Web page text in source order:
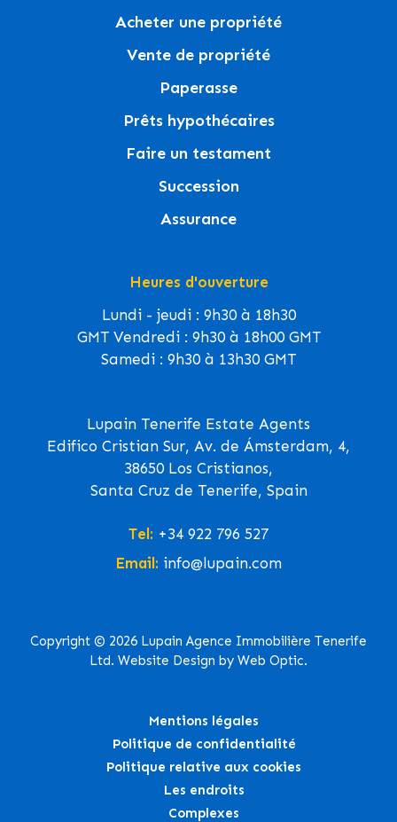
Acheter une propriété
Vente de propriété
Paperasse
Prêts hypothécaires
Faire un testament
Succession
Assurance
Heures d'ouverture
Lundi - jeudi : 9h30 à 18h30
GMT Vendredi : 9h30 à 18h00 GMT
Samedi : 9h30 à 13h30 GMT
Lupain Tenerife Estate Agents
Edifico Cristian Sur, Av. de Ámsterdam, 4,
38650 Los Cristianos,
Santa Cruz de Tenerife, Spain
Tel: +34 922 796 527
Email: info@lupain.com
Copyright © 2026 Lupain Agence Immobilière Tenerife
Ltd. Website Design by Web Optic.
Mentions légales
Politique de confidentialité
Politique relative aux cookies
Les endroits
Complexes